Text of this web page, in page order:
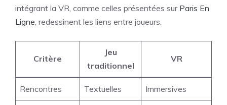
intégrant la VR, comme celles présentées sur Paris En
Ligne , redessinent les liens entre joueurs.
Critère
Jeu
traditionnel
VR
Rencontres Textuelles Immersives